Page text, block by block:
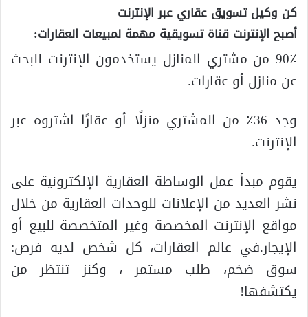
كن وكيل تسويق عقاري عبر الإنترنت
أصبح الإنترنت قناة تسويقية مهمة لمبيعات العقارات:
90٪ من مشتري المنازل يستخدمون الإنترنت للبحث
عن منازل أو عقارات.
وجد 36٪ من المشتري منزلًا أو عقارًا اشتروه عبر
الإنترنت.
يقوم مبدأ عمل الوساطة العقارية الإلكترونية على
نشر العديد من الإعلانات للوحدات العقارية من خلال
مواقع الإنترنت المخصصة وغير المتخصصة للبيع أو
الإيجار.في عالم العقارات، كل شخص لديه فرص:
سوق ضخم، طلب مستمر ، وكنز تنتظر من
يكتشفها!